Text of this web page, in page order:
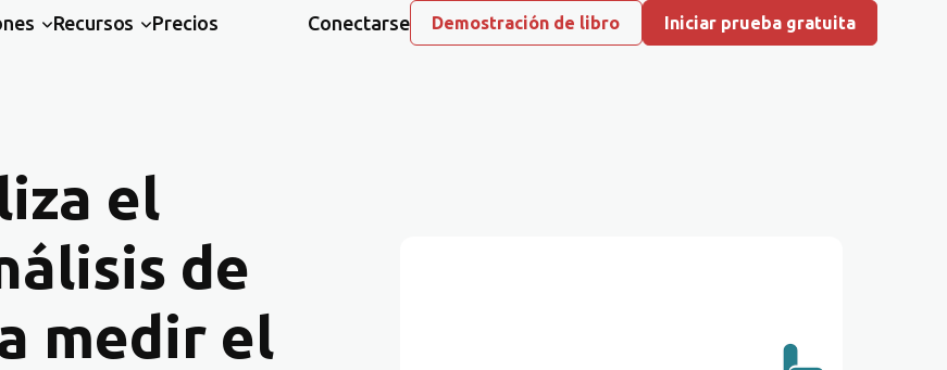
Recursos Precios Conectarse Demostración de libro Iniciar prueba gratuita
el
de
medir el